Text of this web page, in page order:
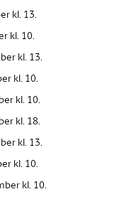
kl. 13.
kl. 10.
kl. 13.
kl. 10.
kl. 10.
kl. 18.
kl. 13.
kl. 10.
kl. 10.